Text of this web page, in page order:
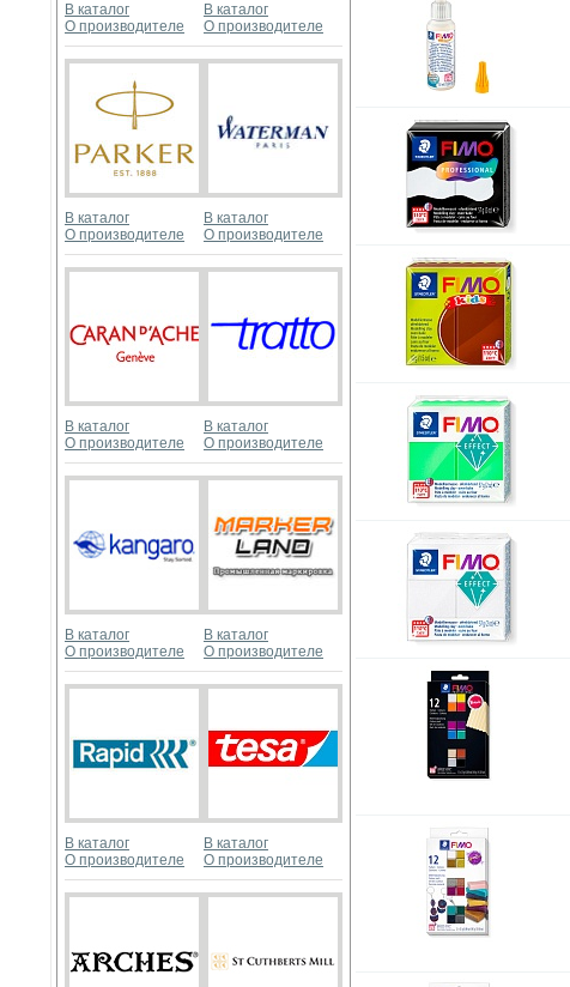
В каталог
О производителе
В каталог
О производителе
В каталог
О производителе
В каталог
О производителе
В каталог
О производителе
В каталог
О производителе
В каталог
О производителе
В каталог
О производителе
В каталог
О производителе
В каталог
О производителе